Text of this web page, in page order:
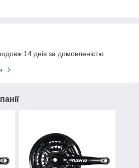
14 днів за домовленістю